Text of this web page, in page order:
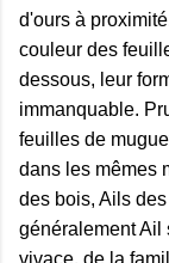
d'ours à
couleur des
dessous, leur
immanquable.
feuilles de
dans les mêmes
des bois, Ails
généralement Ail
vivace, de la